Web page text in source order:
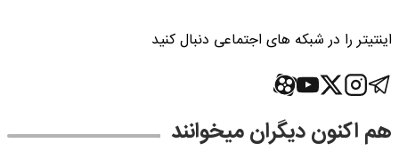
اینتیتر را در شبکه های اجتماعی دنبال کنید
هم اکنون دیگران میخوانند